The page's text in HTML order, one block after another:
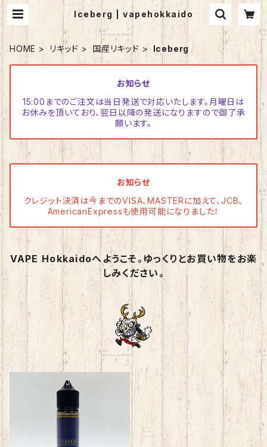
Iceberg | vapehokkaido
HOME リキッド 国産リキッド Iceberg
お知らせ
15:00までのご注文は当日発送で対応いたします。月曜日は
お休みを頂いており、翌日以降の発送になりますので御了承
願います。
お知らせ
クレジット決済は今までのVISA、MASTERに加えて、JCB、
AmericanExpressも使用可能になりました！
VAPE Hokkaidoへようこそ。ゆっくりとお買い物をお楽
しみください。